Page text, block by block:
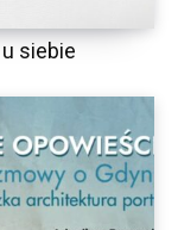
siebie